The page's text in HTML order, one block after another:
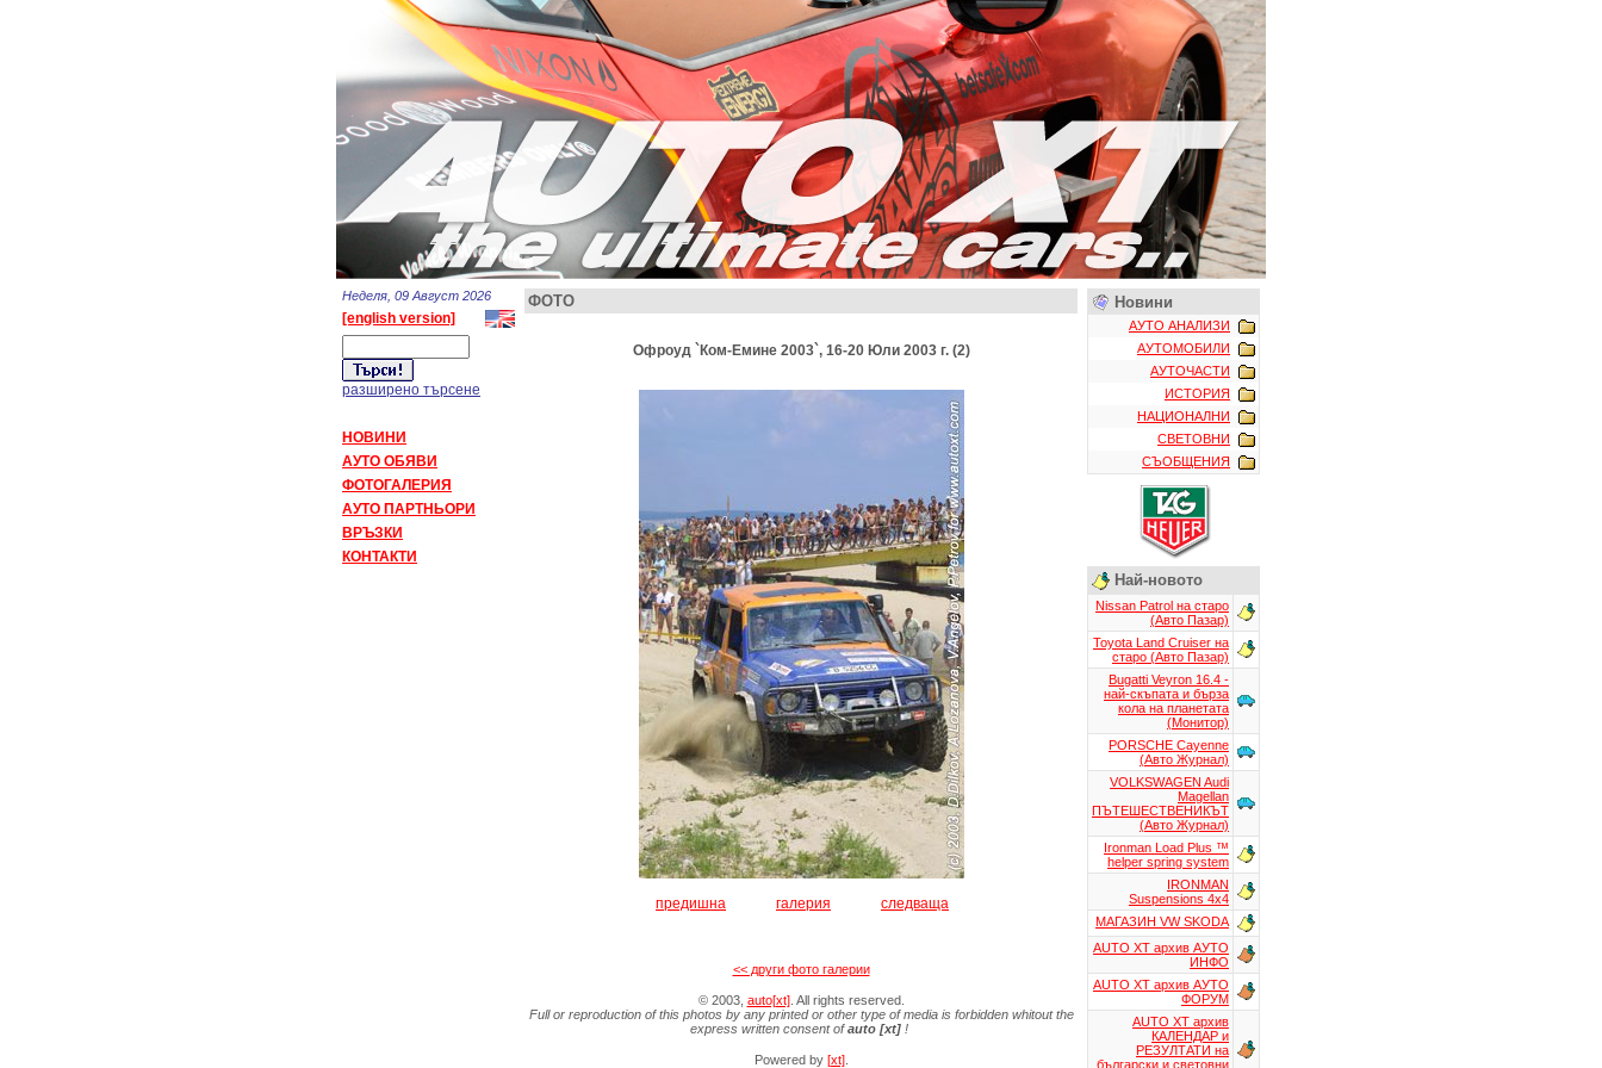
Неделя, 09 Август 2026
[english version]
разширено търсене
НОВИНИ
АУТО ОБЯВИ
ФОТОГАЛЕРИЯ
АУТО ПАРТНЬОРИ
ВРЪЗКИ
КОНТАКТИ
ФОТО
Офроуд `Ком-Емине 2003`, 16-20 Юли 2003 г. (2)
предишна галерия следваща
<< други фото галерии
© 2003, auto[xt]. All rights reserved.
Full or reproduction of this photos by any printed or other type of media is forbidden whitout the
express written consent ofauto [xt]!
Powered by [xt].
Новини
АУТО АНАЛИЗИ
АУТОМОБИЛИ
АУТОЧАСТИ
ИСТОРИЯ
НАЦИОНАЛНИ
СВЕТОВНИ
СЪОБЩЕНИЯ
Най-новото
Nissan Patrol на старо
(Авто Пазар)
Toyota Land Cruiser на
старо (Авто Пазар)
Bugatti Veyron 16.4 -
най-скъпата и бърза
кола на планетата
(Монитор)
PORSCHE Cayenne
(Авто Журнал)
VOLKSWAGEN Audi
Magellan
ПЪТЕШЕСТВЕНИКЪТ
(Авто Журнал)
Ironman Load Plus ™
helper spring system
IRONMAN
Suspensions 4x4
МАГАЗИН VW SKODA
AUTO XT aрхив АУТО
ИНФО
AUTO XT aрхив АУТО
ФОРУМ
AUTO XT aрхив
КАЛЕНДАР и
РЕЗУЛТАТИ на
български и световни